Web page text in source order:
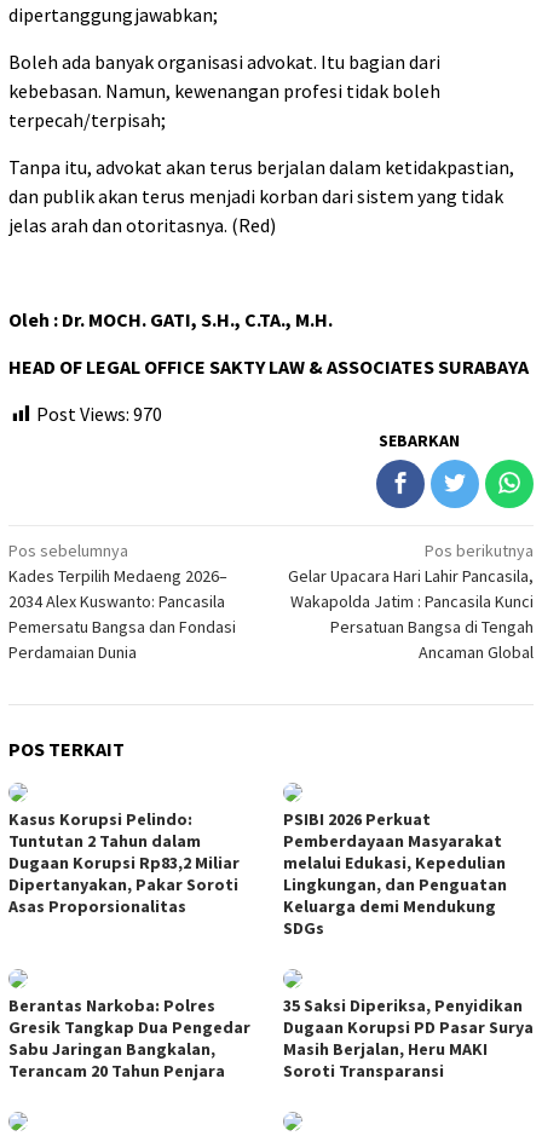
dipertanggungjawabkan;
Boleh ada banyak organisasi advokat. Itu bagian dari
kebebasan. Namun, kewenangan profesi tidak boleh
terpecah/terpisah;
Tanpa itu, advokat akan terus berjalan dalam ketidakpastian,
dan publik akan terus menjadi korban dari sistem yang tidak
jelas arah dan otoritasnya. (Red)
Oleh : Dr. MOCH. GATI, S.H., C.TA., M.H.
HEAD OF LEGAL OFFICE SAKTY LAW & ASSOCIATES SURABAYA
Post Views: 970
SEBARKAN
Navigasi
pos
Pos sebelumnya
Kades Terpilih Medaeng 2026–
2034 Alex Kuswanto: Pancasila
Pemersatu Bangsa dan Fondasi
Perdamaian Dunia
Pos berikutnya
Gelar Upacara Hari Lahir Pancasila,
Wakapolda Jatim : Pancasila Kunci
Persatuan Bangsa di Tengah
Ancaman Global
POS TERKAIT
Kasus Korupsi Pelindo:
Tuntutan 2 Tahun dalam
Dugaan Korupsi Rp83,2 Miliar
Dipertanyakan, Pakar Soroti
Asas Proporsionalitas
PSIBI 2026 Perkuat
Pemberdayaan Masyarakat
melalui Edukasi, Kepedulian
Lingkungan, dan Penguatan
Keluarga demi Mendukung
SDGs
Berantas Narkoba: Polres
Gresik Tangkap Dua Pengedar
Sabu Jaringan Bangkalan,
Terancam 20 Tahun Penjara
35 Saksi Diperiksa, Penyidikan
Dugaan Korupsi PD Pasar Surya
Masih Berjalan, Heru MAKI
Soroti Transparansi